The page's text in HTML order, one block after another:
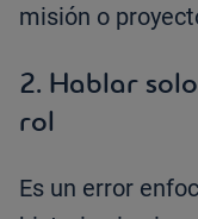
misión o
2. Hablar
rol
Es un error